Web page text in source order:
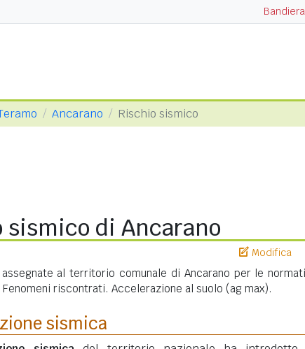
Ancarano Rischio sismico
sismico di Ancarano
Modifica
al territorio comunale di Ancarano per le
riscontrati. Accelerazione al suolo (ag max).
sismica